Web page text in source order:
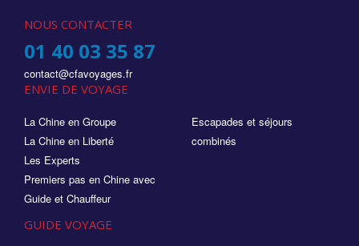
NOUS CONTACTER
01 40 03 35 87
contact@cfavoyages.fr
ENVIE DE VOYAGE
La Chine en Groupe
La Chine en Liberté
Les Experts
Premiers pas en Chine avec
Guide et Chauffeur
Escapades et séjours
combinés
GUIDE VOYAGE